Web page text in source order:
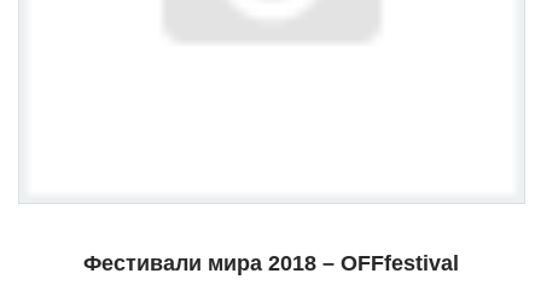
Фестивали мира 2018 – OFFfestival